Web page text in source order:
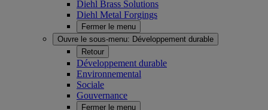
Diehl Brass Solutions
Diehl Metal Forgings
Fermer le menu
Ouvre le sous-menu: Développement durable
Retour
Développement durable
Environnemental
Sociale
Gouvernance
Fermer le menu